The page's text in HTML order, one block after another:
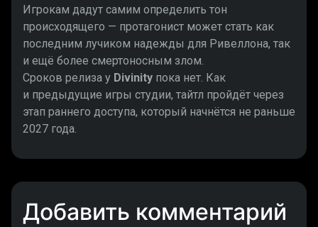
Игрокам дадут самим определить тон
происходящего — протагонист может стать как
последним лучиком надежды для Ривеллона, так
и ещё более смертоносным злом.
Сроков релиза у Divinity пока нет. Как
и предыдущие игры студии, тайтл пройдёт через
этап раннего доступа, который начнётся не раньше
2027 года.
Добавить комментарий